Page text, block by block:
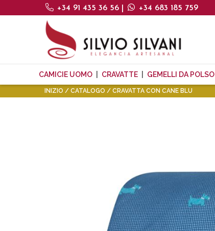
+34 91 435 36 56 +34 683 185 759
CAMICIE UOMO CRAVATTE GEMELLI DA POLSO
INIZIO CATALOGO CRAVATTA CON CANE BLU